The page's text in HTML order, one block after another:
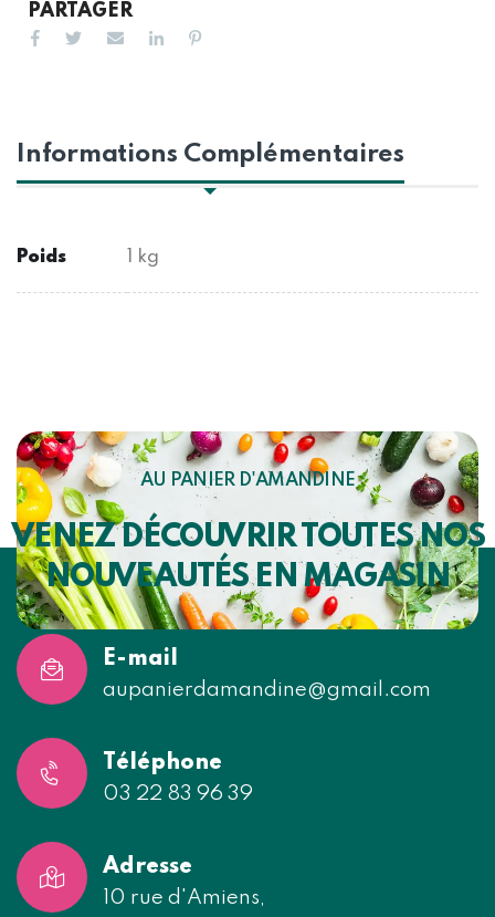
PARTAGER
Informations Complémentaires
Poids 1 kg
AU PANIER D'AMANDINE
VENEZ DÉCOUVRIR TOUTES NOS
NOUVEAUTÉS EN MAGASIN
E-mail
aupanierdamandine@gmail.com
Téléphone
03 22 83 96 39
Adresse
10 rue d'Amiens,